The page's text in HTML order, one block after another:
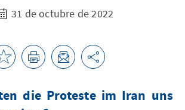
31 de octubre de 2022
die Proteste im Iran uns